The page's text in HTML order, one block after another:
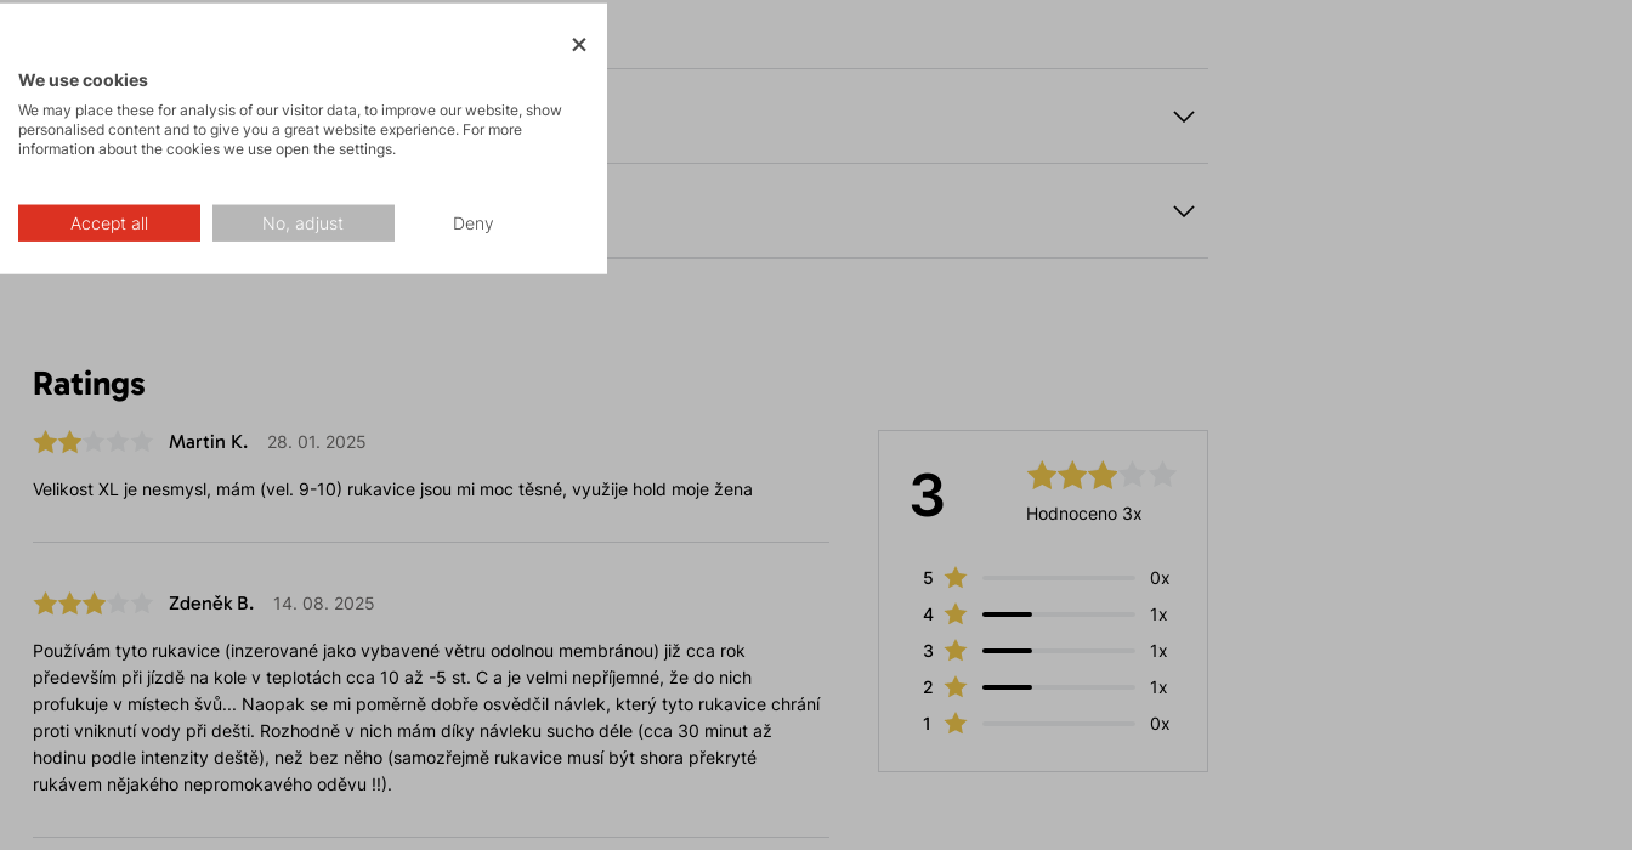
Parameters
Maintenance
Ratings
3 Hodnoceno 3x
5
0x
4
1x
3
1x
2
1x
1
0x
Martin K. 28. 01. 2025
Velikost XL je nesmysl, mám (vel. 9-10) rukavice jsou mi moc těsné, využije hold moje žena
Zdeněk B. 14. 08. 2025
Používám tyto rukavice (inzerované jako vybavené větru odolnou membránou) již cca rok
především při jízdě na kole v teplotách cca 10 až -5 st. C a je velmi nepříjemné, že do nich
profukuje v místech švů... Naopak se mi poměrně dobře osvědčil návlek, který tyto rukavice chrání
proti vniknutí vody při dešti. Rozhodně v nich mám díky návleku sucho déle (cca 30 minut až
hodinu podle intenzity deště), než bez něho (samozřejmě rukavice musí být shora překryté
rukávem nějakého nepromokavého oděvu !!).
We use cookies
We may place these for analysis of our visitor data, to improve our website, show
personalised content and to give you a great website experience. For more
information about the cookies we use open the settings.
Accept all No, adjust Deny